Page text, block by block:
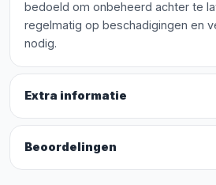
bedoeld om onbeheerd achter te
regelmatig op beschadigingen en
nodig.
Extra informatie
Beoordelingen